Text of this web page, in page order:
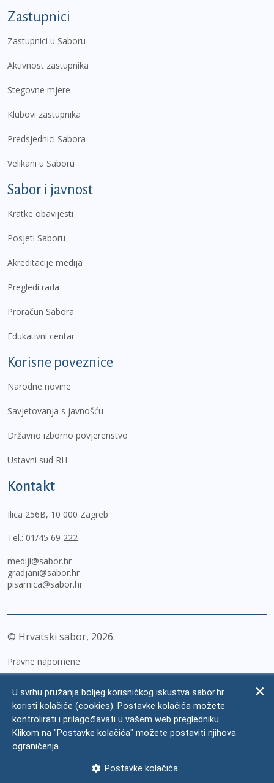
Zastupnici
Zastupnici u Saboru
Aktivnost zastupnika
Stegovne mjere
Klubovi zastupnika
Predsjednici Sabora
Velikani u Saboru
Sabor i javnost
Kratke obavijesti
Posjeti Saboru
Akreditacije medija
Pregledi rada
Proračun Sabora
Edukativni centar
Korisne poveznice
Narodne novine
Savjetovanja s javnošću
Državno izborno povjerenstvo
Ustavni sud RH
Kontakt
Ilica 256B, 10 000 Zagreb
Tel.: 01/45 69 222
mediji@sabor.hr
gradjani@sabor.hr
pisarnica@sabor.hr
© Hrvatski sabor, 2026
Pravne napomene
Zaštita osobnih podataka
Impressum
Česta pitanja
U svrhu pružanja boljeg korisničkog iskustva sabor.hr
koristi kolačiće (cookies). Postavke kolačića možete
kontrolirati i prilagođavati u vašem web pregledniku.
Klikom na "Postavke kolačića" možete postaviti njihova
ograničenja.
Postavke kolačića